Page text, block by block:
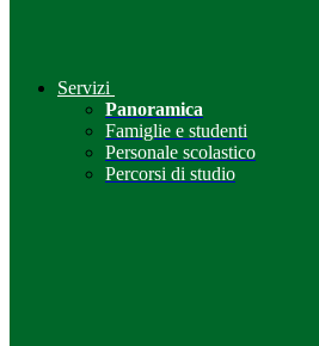
Servizi
Panoramica
Famiglie e studenti
Personale scolastico
Percorsi di studio